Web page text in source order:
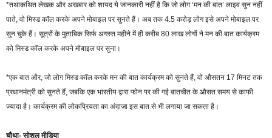
*तथाकथित लेखक और अखबार को शायद ये जानकारी नहीं है कि जो लोग ‘मन की बात’ लाइव सुन नहीं
पाते, वो मिस्ड कॉल करके अपने मोबाइल पर सुनते हैं। अब तक 4.5 करोड़ लोग इसे अपने मोबाइल पर
सुन चुके हैं। सूत्रों के मुताबिक सिर्फ अगस्त महीने में ही करीब 80 लाख लोगों ने मन की बात कार्यक्रम
को मिस्ड कॉल करके अपने मोबाइल पर सुना।
*एक बात और, जो लोग मिस्ड कॉल करके मन की बात कार्यक्रम को सुनते हैं, वो औसतन 17 मिनट तक
प्रधानमंत्री को सुनते हैं, जबकि एक भारतीय द्वारा फोन पर की गई बातचीत के औसत समय से काफी
ज्यादा है। कार्यक्रम की लोकप्रियता का अंदाजा इस बात से भी लगाया जा सकता है।
चौथा- सोशल मीडिया